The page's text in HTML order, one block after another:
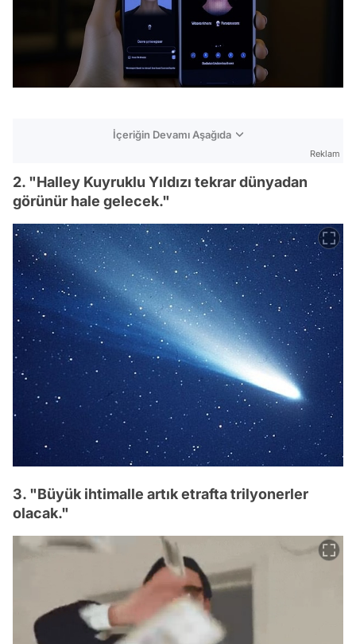
İçeriğin Devamı Aşağıda
Reklam
2. "Halley Kuyruklu Yıldızı tekrar dünyadan
görünür hale gelecek."
3. "Büyük ihtimalle artık etrafta trilyonerler
olacak."